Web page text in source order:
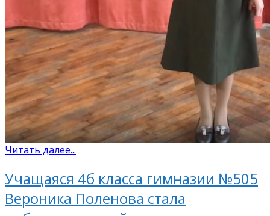
Читать далее...
Учащаяся 4б класса гимназии №505
Вероника Поленова стала